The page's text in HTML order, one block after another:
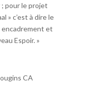
pour le projet
» c’est à dire le
et
Espoir. »
CA